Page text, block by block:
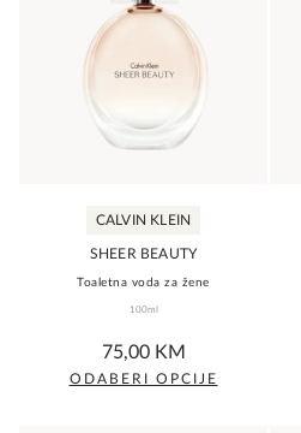
CALVIN KLEIN
SHEER BEAUTY
Toaletna voda za žene
100ml
0,0
rating
75,00 KM
ODABERI OPCIJE